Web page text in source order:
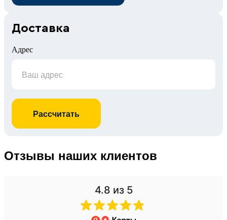
Доставка
Адрес
Рассчитать
Отзывы наших клиентов
4.8 из 5